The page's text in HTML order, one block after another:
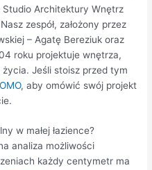
Studio Architektury Wnętrz
zespół, założony przez
– Agatę Bereziuk oraz
roku projektuje wnętrza,
Jeśli stoisz przed tym
, aby omówić swój projekt
w małej łazience?
analiza możliwości
każdy centymetr ma